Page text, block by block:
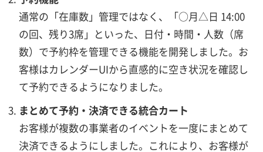
通常の「在庫数」管理ではなく、「○月△日 14:00
の回、残り3席」といった、日付・時間・人数（席
数）で予約枠を管理できる機能を開発しました。お
客様はカレンダーUIから直感的に空き状況を確認し
て予約できるようになりました。
まとめて予約・決済できる統合カート
お客様が複数の事業者のイベントを一度にまとめて
決済できるようにしました。これにより、お客様が